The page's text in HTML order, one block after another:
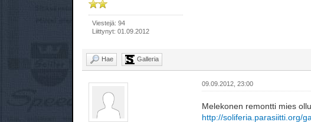
Viestejä: 94
Liittynyt: 01.09.2012
Hae Galleria
09.09.2012, 23:00
Melekonen remontti mies
http://soliferia.parasiitti.org/